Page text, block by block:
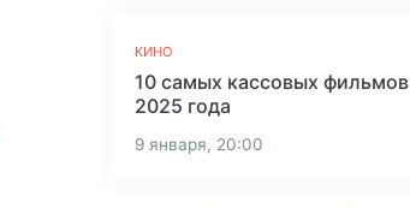
КИНО
10 самых кассовых фильмов
2025 года
9 января, 20:00